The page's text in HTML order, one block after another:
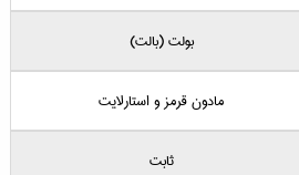
بولت (بالت)
مادون قرمز و استارلایت
ثابت